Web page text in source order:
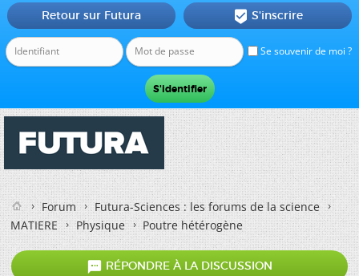
Se souvenir de moi ?
Retour sur Futura  S'inscrire
Forum
Futura-Sciences : les forums de la science
MATIERE
Physique Poutre hétérogène
 RÉPONDRE À LA DISCUSSION